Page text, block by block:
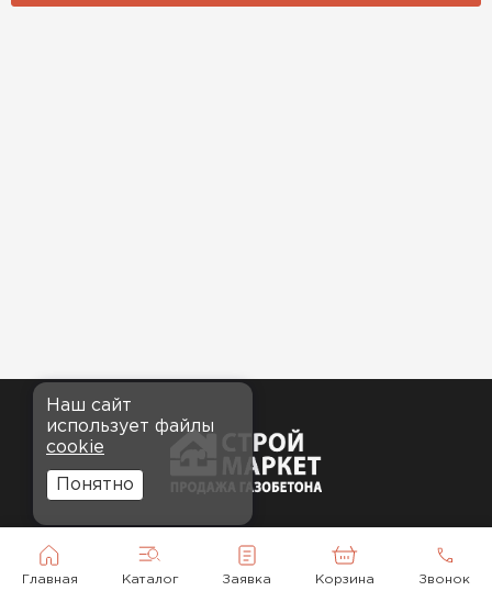
Главная Каталог Заявка Корзина Звонок
7 (495) 118-92-43
Наш сайт
использует файлы
cookie
Понятно